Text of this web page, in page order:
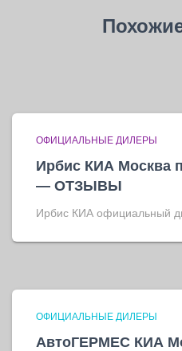
ОФИЦИАЛЬНЫЕ ДИЛЕРЫ
Ирбис КИА Москва
— ОТЗЫВЫ
Ирбис КИА официальный
ОФИЦИАЛЬНЫЕ ДИЛЕРЫ
АвтоГЕРМЕС КИА